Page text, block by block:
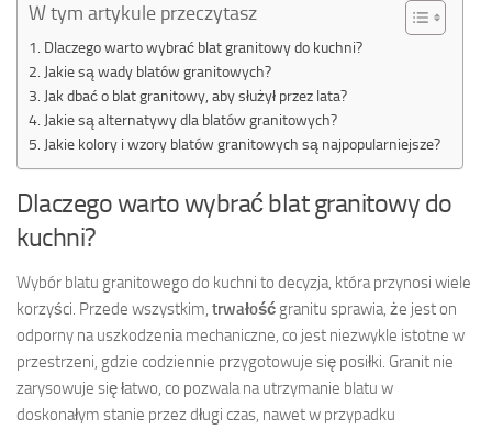
W tym artykule przeczytasz
Dlaczego warto wybrać blat granitowy do kuchni?
Jakie są wady blatów granitowych?
Jak dbać o blat granitowy, aby służył przez lata?
Jakie są alternatywy dla blatów granitowych?
Jakie kolory i wzory blatów granitowych są najpopularniejsze?
Dlaczego warto wybrać blat granitowy do
kuchni?
Wybór blatu granitowego do kuchni to decyzja, która przynosi wiele
korzyści. Przede wszystkim, trwałość granitu sprawia, że jest on
odporny na uszkodzenia mechaniczne, co jest niezwykle istotne w
przestrzeni, gdzie codziennie przygotowuje się posiłki. Granit nie
zarysowuje się łatwo, co pozwala na utrzymanie blatu w
doskonałym stanie przez długi czas, nawet w przypadku